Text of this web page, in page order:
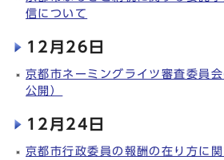
信について
12月26日
京都市ネーミングライツ審査委員
公開）
12月24日
京都市行政委員の報酬の在り方に